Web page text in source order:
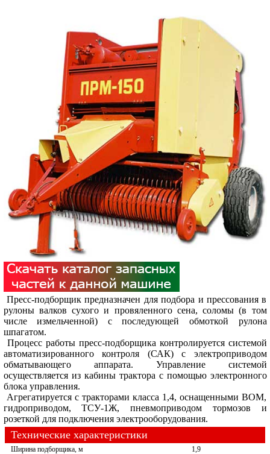
Пресс-подборщик предназначен для подбора и прессования в
рулоны валков сухого и провяленного сена, соломы (в том
числе измельченной) с последующей обмоткой рулона
шпагатом.
Процесс работы пресс-подборщика контролируется системой
автоматизированного контроля (САК) с электроприводом
обматывающего аппарата. Управление системой
осуществляется из кабины трактора с помощью электронного
блока управления.
Агрегатируется с тракторами класса 1,4, оснащенными ВОМ,
гидроприводом, ТСУ-1Ж, пневмоприводом тормозов и
розеткой для подключения электрооборудования.
Технические характеристики
Ширина подборщика, м 1,9